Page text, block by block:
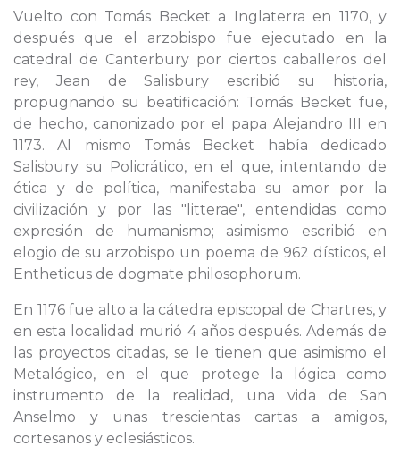
Vuelto con Tomás Becket a Inglaterra en 1170, y
después que el arzobispo fue ejecutado en la
catedral de Canterbury por ciertos caballeros del
rey, Jean de Salisbury escribió su historia,
propugnando su beatificación: Tomás Becket fue,
de hecho, canonizado por el papa Alejandro III en
1173. Al mismo Tomás Becket había dedicado
Salisbury su Policrático, en el que, intentando de
ética y de política, manifestaba su amor por la
civilización y por las "litterae", entendidas como
expresión de humanismo; asimismo escribió en
elogio de su arzobispo un poema de 962 dísticos, el
Entheticus de dogmate philosophorum.
En 1176 fue alto a la cátedra episcopal de Chartres, y
en esta localidad murió 4 años después. Además de
las proyectos citadas, se le tienen que asimismo el
Metalógico, en el que protege la lógica como
instrumento de la realidad, una vida de San
Anselmo y unas trescientas cartas a amigos,
cortesanos y eclesiásticos.